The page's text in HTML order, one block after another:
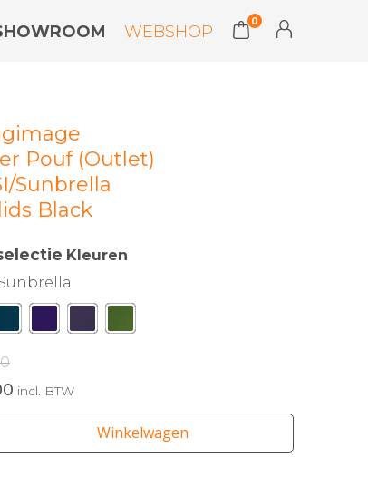
WEBSHOP
0
Pouf (Outlet)
Sunbrella
Black
incl. BTW
Winkelwagen
Kleuren